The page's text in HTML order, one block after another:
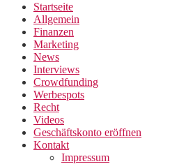
Startseite
Allgemein
Finanzen
Marketing
News
Interviews
Crowdfunding
Werbespots
Recht
Videos
Geschäftskonto eröffnen
Kontakt
Impressum